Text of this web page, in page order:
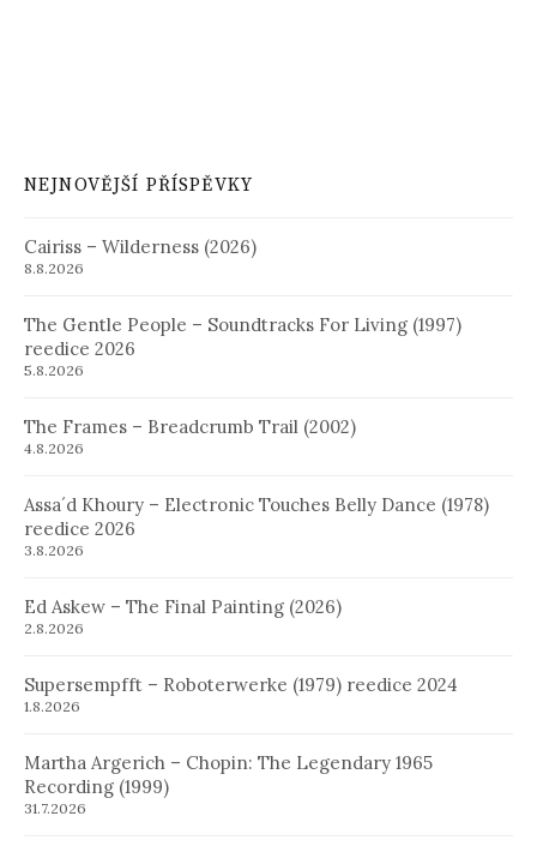
NEJNOVĚJŠÍ PŘÍSPĚVKY
Cairiss – Wilderness (2026)
8.8.2026
The Gentle People – Soundtracks For Living (1997)
reedice 2026
5.8.2026
The Frames – Breadcrumb Trail (2002)
4.8.2026
Assa´d Khoury – Electronic Touches Belly Dance (1978)
reedice 2026
3.8.2026
Ed Askew – The Final Painting (2026)
2.8.2026
Supersempfft – Roboterwerke (1979) reedice 2024
1.8.2026
Martha Argerich – Chopin: The Legendary 1965
Recording (1999)
31.7.2026